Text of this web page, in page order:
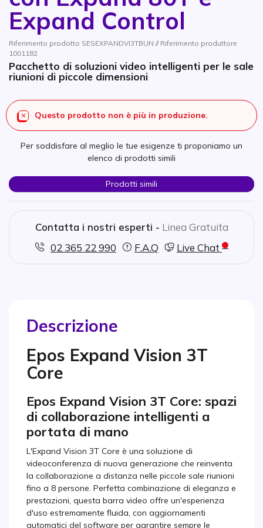
Expand Control
Riferimento prodotto SESEXPANDVI3TBUN // Riferimento produttore
1001182
Pacchetto di soluzioni video intelligenti per le sale
riunioni di piccole dimensioni
Questo prodotto non è più in produzione.
Per soddisfare al meglio le tue esigenze ti proponiamo un
elenco di prodotti simili
Prodotti simili
Contatta i nostri esperti - Linea Gratuita
02 365 22 990
F.A.Q Live Chat
Descrizione
Epos Expand Vision 3T
Core
Epos Expand Vision 3T Core: spazi
di collaborazione intelligenti a
portata di mano
L'Expand Vision 3T Core è una soluzione di
videoconferenza di nuova generazione che reinventa
la collaborazione a distanza nelle piccole sale riunioni
fino a 8 persone. Perfetta combinazione di eleganza e
prestazioni, questa barra video offre un'esperienza
d'uso estremamente fluida, con aggiornamenti
automatici del software per garantire sempre le